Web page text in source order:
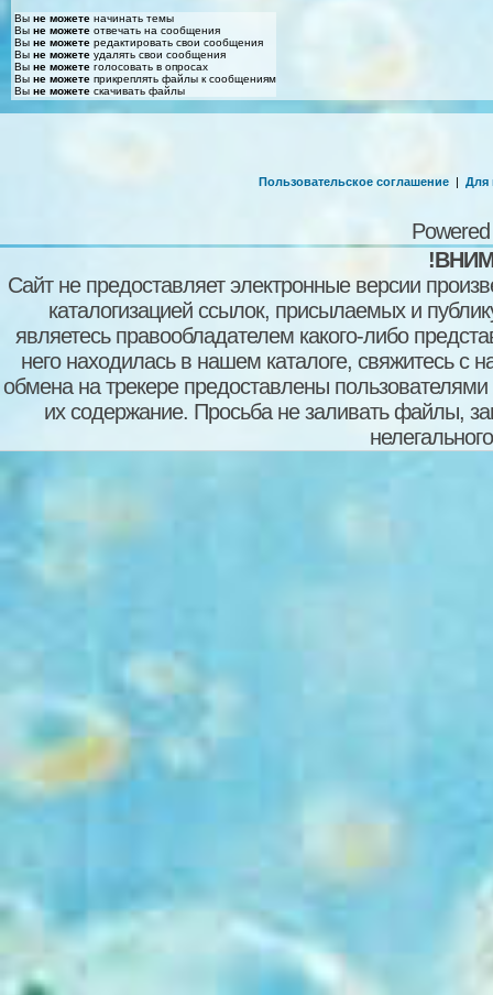
Вы не можете начинать темы
Вы не можете отвечать на сообщения
Вы не можете редактировать свои сообщения
Вы не можете удалять свои сообщения
Вы не можете голосовать в опросах
Вы не можете прикреплять файлы к сообщениям
Вы не можете скачивать файлы
Пользовательское соглашение | Для
Сайт не предоставляет электронные версии
каталогизацией ссылок, присылаемых и
являетесь правообладателем какого-либо
него находилась в нашем каталоге, свяжитесь
обмена на трекере предоставлены пользователями
их содержание. Просьба не заливать файлы,